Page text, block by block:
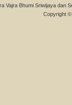
Vajra Bhumi Sriwijaya dan
Copyright ©